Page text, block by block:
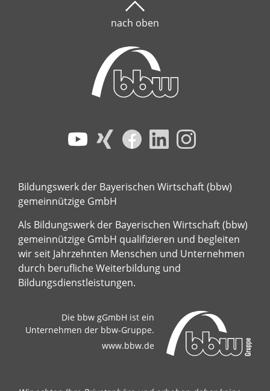
nach oben
Bildungswerk der Bayerischen Wirtschaft (bbw)
gemeinnützige GmbH
Als Bildungswerk der Bayerischen Wirtschaft (bbw)
gemeinnützige GmbH qualifizieren und begleiten
wir seit Jahrzehnten Menschen und Unternehmen
durch berufliche Weiterbildung und
Bildungsdienstleistungen.
Die bbw gGmbH ist ein
Unternehmen der bbw-Gruppe.
www.bbw.de